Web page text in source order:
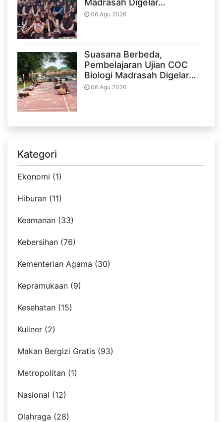
Madrasah Digelar…
06 Agu 2026
Suasana Berbeda,
Pembelajaran Ujian COC
Biologi Madrasah Digelar…
06 Agu 2026
Kategori
Ekonomi (1)
Hiburan (11)
Keamanan (33)
Kebersihan (76)
Kementerian Agama (30)
Kepramukaan (9)
Kesehatan (15)
Kuliner (2)
Makan Bergizi Gratis (93)
Metropolitan (1)
Nasional (12)
Olahraga (28)